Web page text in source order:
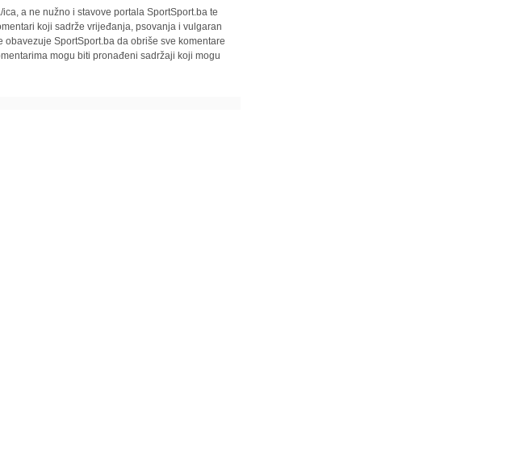
a ne nužno i stavove portala SportSport.ba te
koji sadrže vrijeđanja, psovanja i vulgaran
SportSport.ba da obriše sve komentare
mogu biti pronađeni sadržaji koji mogu